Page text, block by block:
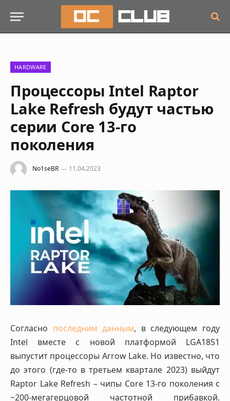
HARDWARE
Процессоры Intel Raptor
Lake Refresh будут частью
серии Core 13-го
поколения
No1seBR 11.04.2023
Согласно последним данным, в следующем году
Intel вместе с новой платформой LGA1851
выпустит процессоры Arrow Lake. Но известно, что
до этого (где-то в третьем квартале 2023) выйдут
Raptor Lake Refresh – чипы Core 13-го поколения с
~200-мегагерцовой частотной прибавкой.